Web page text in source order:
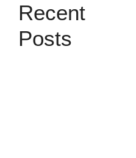
Recent
Posts